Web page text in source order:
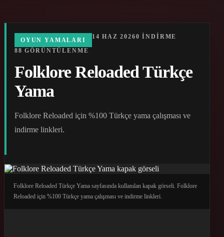
OYUN YAMALARI 14 HAZ 20260 INDIRME
88 GÖRÜNTÜLENME
Folklore Reloaded Türkçe
Yama
Folklore Reloaded için %100 Türkçe yama çalışması ve
indirme linkleri.
Folklore Reloaded Türkçe Yama sayfasında kullanılan kapak görseli. Folklore
Reloaded için %100 Türkçe yama çalışması ve indirme linkleri.